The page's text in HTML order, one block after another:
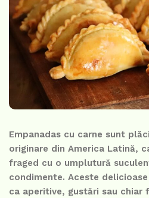
Empanadas cu carne sunt
originare din America Latină,
fraged cu o umplutură
condimente. Aceste
ca aperitive, gustări sau chiar